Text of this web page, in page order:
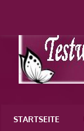
springen
WordPress-
STARTSEITE